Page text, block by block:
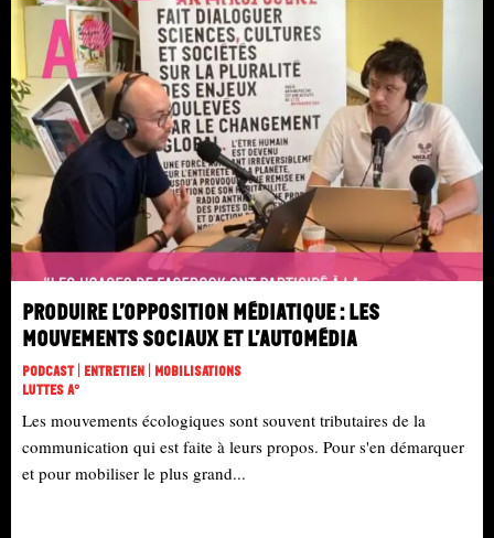
Produire l’opposition médiatique : les
mouvements sociaux et l’automédia
Podcast | Entretien | Mobilisations
Luttes A°
Les mouvements écologiques sont souvent tributaires de la
communication qui est faite à leurs propos. Pour s'en démarquer
et pour mobiliser le plus grand...